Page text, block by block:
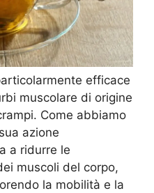
efficace
muscolare di origine
Come abbiamo
azione
a ridurre le
muscoli del corpo,
la mobilità e la